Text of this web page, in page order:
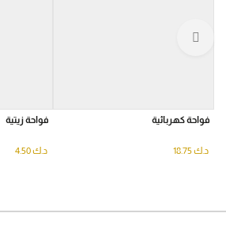
فواحة كهربائية
د.ك
فواحة زيتية
د.ك